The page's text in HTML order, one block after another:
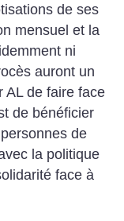
de ses
mensuel et la
ni
auront un
AL de faire face
de bénéficier
de
la politique
face à